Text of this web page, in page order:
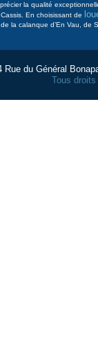
la qualité
En choisissant de
la calanque d’En Vau, de
Rue du Général
Tous